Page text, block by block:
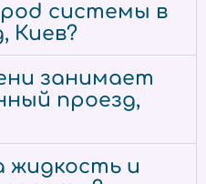
системы в
Киев?
занимает
проезд,
жидкость и